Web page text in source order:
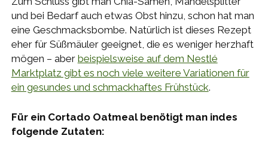
und bei Bedarf auch etwas Obst hinzu, schon hat man
eine Geschmacksbombe. Natürlich ist dieses Rezept
eher für Süßmäuler geeignet, die es weniger herzhaft
mögen – aber beispielsweise auf dem Nestlé
Marktplatz gibt es noch viele weitere Variationen für
ein gesundes und schmackhaftes Frühstück.
Für ein Cortado Oatmeal benötigt man indes
folgende Zutaten: